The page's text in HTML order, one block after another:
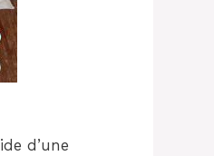
d’une